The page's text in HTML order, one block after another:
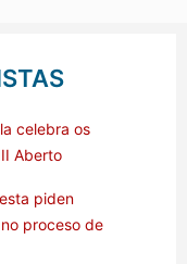
celebra os
Aberto
piden
proceso de